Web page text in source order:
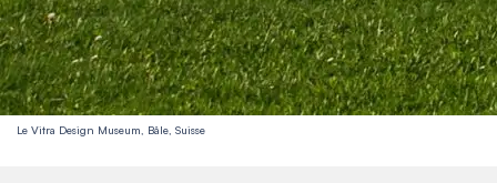
Le Vitra Design Museum, Bâle, Suisse